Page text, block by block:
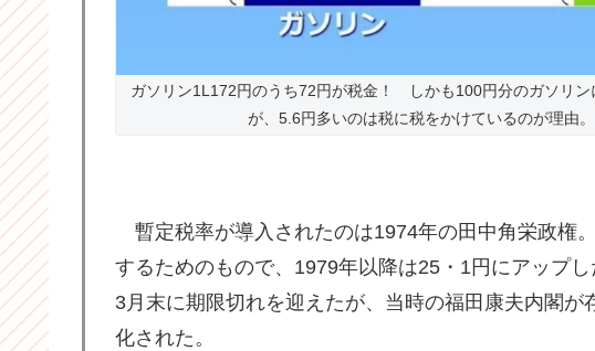
ガソリン1L172円のうち72円が税金！ しかも100円分のガソリ
が、5.6円多いのは税に税をかけているのが理由
暫定税率が導入されたのは1974年の田中角栄政権
するためのもので、1979年以降は25・1円にアップ
3月末に期限切れを迎えたが、当時の福田康夫内閣
化された。